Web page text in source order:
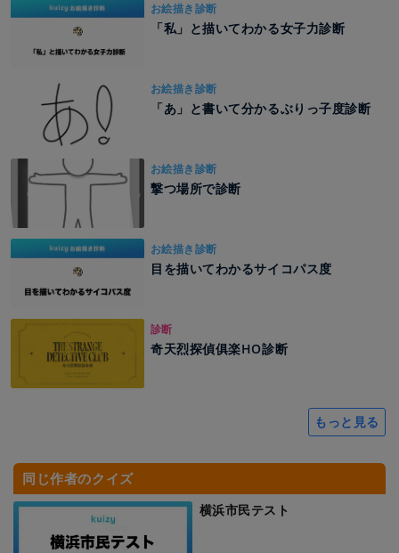
お絵描き診断
「私」と描いてわかる女子力診断
お絵描き診断
「あ」と書いて分かるぶりっ子度診断
お絵描き診断
撃つ場所で診断
お絵描き診断
目を描いてわかるサイコパス度
診断
奇天烈探偵俱楽HO診断
もっと見る
同じ作者のクイズ
横浜市民テスト